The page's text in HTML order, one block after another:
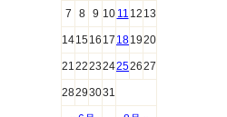
7 8 9 10 11 12 13
141516 17 181920
21222324252627
28293031